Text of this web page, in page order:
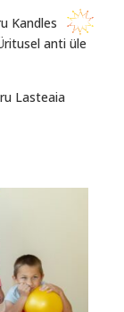
Kandles
anti üle
Lasteaia